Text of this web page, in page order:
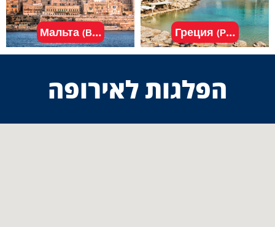
Мальта (Валетта) Греция (Родос)
הפלגות לאירופה